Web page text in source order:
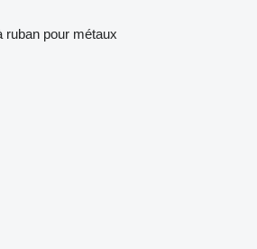
ruban pour métaux